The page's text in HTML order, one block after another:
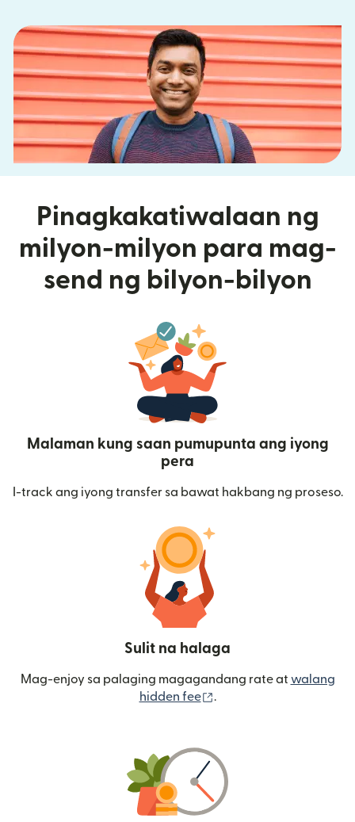
Pinagkakatiwalaan ng
milyon-milyon para mag-
send ng bilyon-bilyon
Malaman kung saan pumupunta ang iyong
pera
I-track ang iyong transfer sa bawat hakbang ng proseso.
Sulit na halaga
Mag-enjoy sa palaging magagandang rate at walang
hidden fee
.